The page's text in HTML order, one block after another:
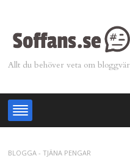
Allt du behöver veta om
BLOGGA - TJÄNA PENGAR